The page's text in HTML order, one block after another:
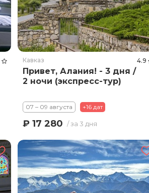
Кавказ 4.9
Привет, Алания! - 3 дня /
2 ночи (экспресс-тур)
07 – 09 августа +16 дат
₽ 17 280 / за 3 дня